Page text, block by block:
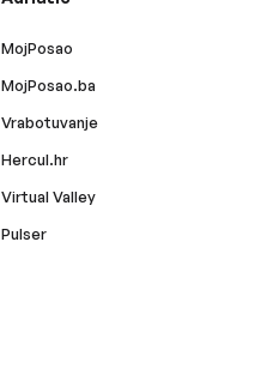
MojPosao
MojPosao.ba
Vrabotuvanje
Hercul.hr
Virtual Valley
Pulser